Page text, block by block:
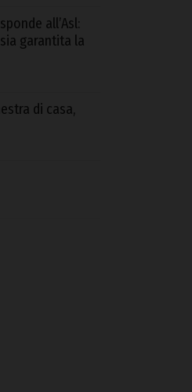
all’Asl:
garantita la
di casa,